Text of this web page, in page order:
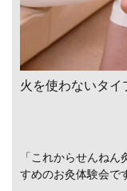
火を使わないタイ
「これからせんね
すめのお灸体験会で